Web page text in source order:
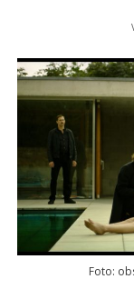
Foto: